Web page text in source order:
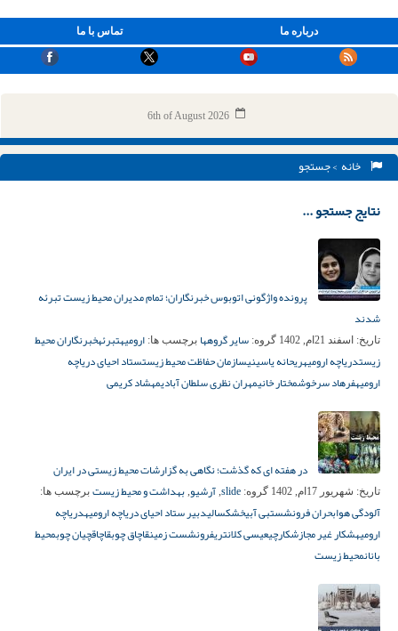
تماس با ما درباره ما
6th of August 2026
خانه > جستجو
نتایج جستجو ...
پرونده واژگونی اتوبوس خبرنگاران؛ تمام مدیران محیط زیست تبرئه
شدند
تاریخ: اسفند 21ام, 1402 گروه: سایر گروهها برچسب ها: ارومیهتبرئهخبرنگاران محیط
زیستدریاچه ارومیهریحانه یاسینیسازمان حفاظت محیط زیستستاد احیای دریاچه
ارومیهفرهاد سرخوشمختار خانیمهران نظری سلطان‌ آبادیمهشاد کریمی
در هفته ای که گذشت؛ نگاهی به گزارشات محیط زیستی در ایران
تاریخ: شهریور 17ام, 1402 گروه: slide
, آرشیو, بهداشت و محیط زیست برچسب ها:
آلودگی هوابحران فرونشستبی آبیخشکسالیدبیر ستاد احیای دریاچه ارومیهدریاچه
ارومیهشکار غیر مجازشکارچیعیسی کلانتریفرونشست زمینقاچاق چوبقاچاقچیان چوبمحیط
بانانمحیط زیست